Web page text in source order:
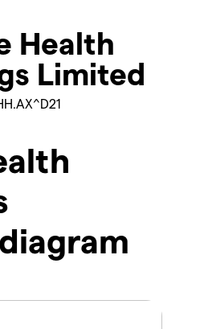
Health
Limited